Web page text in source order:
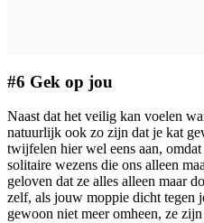
#6 Gek op jou
Naast dat het veilig kan voelen
natuurlijk ook zo zijn dat je kat
twijfelen hier wel eens aan,
solitaire wezens die ons alleen
geloven dat ze alles alleen maar
zelf, als jouw moppie dicht tegen
gewoon niet meer omheen, ze